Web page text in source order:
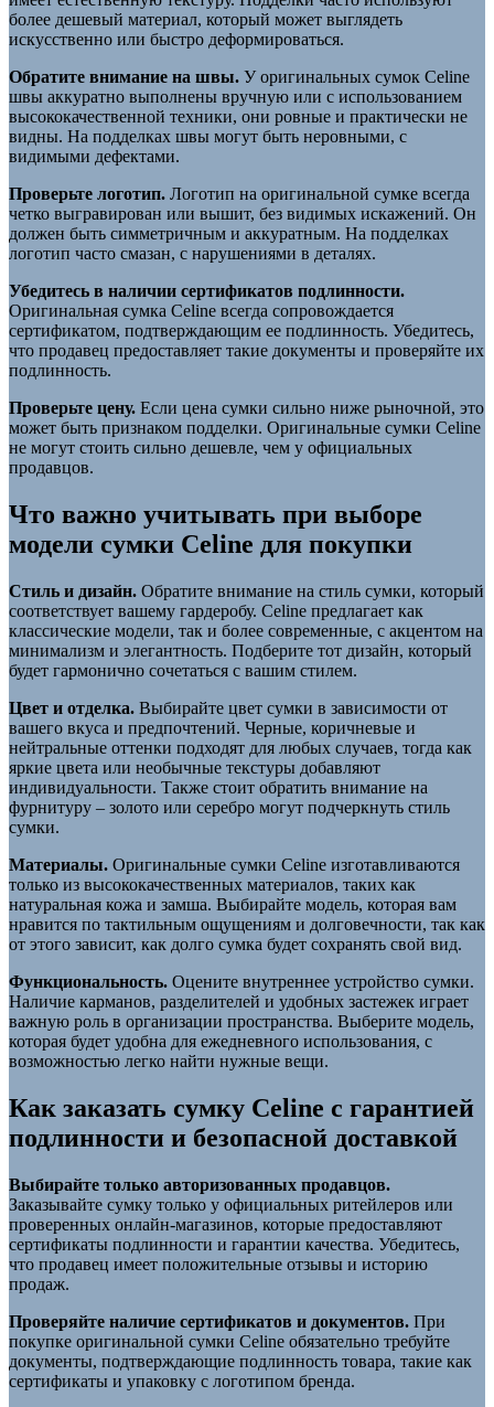
более дешевый материал, который может выглядеть
искусственно или быстро деформироваться.
Обратите внимание на швы. У оригинальных сумок Celine
швы аккуратно выполнены вручную или с использованием
высококачественной техники, они ровные и практически не
видны. На подделках швы могут быть неровными, с
видимыми дефектами.
Проверьте логотип. Логотип на оригинальной сумке всегда
четко выгравирован или вышит, без видимых искажений. Он
должен быть симметричным и аккуратным. На подделках
логотип часто смазан, с нарушениями в деталях.
Убедитесь в наличии сертификатов подлинности.
Оригинальная сумка Celine всегда сопровождается
сертификатом, подтверждающим ее подлинность. Убедитесь,
что продавец предоставляет такие документы и проверяйте их
подлинность.
Проверьте цену. Если цена сумки сильно ниже рыночной, это
может быть признаком подделки. Оригинальные сумки Celine
не могут стоить сильно дешевле, чем у официальных
продавцов.
Что важно учитывать при выборе
модели сумки Celine для покупки
Стиль и дизайн. Обратите внимание на стиль сумки, который
соответствует вашему гардеробу. Celine предлагает как
классические модели, так и более современные, с акцентом на
минимализм и элегантность. Подберите тот дизайн, который
будет гармонично сочетаться с вашим стилем.
Цвет и отделка. Выбирайте цвет сумки в зависимости от
вашего вкуса и предпочтений. Черные, коричневые и
нейтральные оттенки подходят для любых случаев, тогда как
яркие цвета или необычные текстуры добавляют
индивидуальности. Также стоит обратить внимание на
фурнитуру – золото или серебро могут подчеркнуть стиль
сумки.
Материалы. Оригинальные сумки Celine изготавливаются
только из высококачественных материалов, таких как
натуральная кожа и замша. Выбирайте модель, которая вам
нравится по тактильным ощущениям и долговечности, так как
от этого зависит, как долго сумка будет сохранять свой вид.
Функциональность. Оцените внутреннее устройство сумки.
Наличие карманов, разделителей и удобных застежек играет
важную роль в организации пространства. Выберите модель,
которая будет удобна для ежедневного использования, с
возможностью легко найти нужные вещи.
Как заказать сумку Celine с гарантией
подлинности и безопасной доставкой
Выбирайте только авторизованных продавцов.
Заказывайте сумку только у официальных ритейлеров или
проверенных онлайн-магазинов, которые предоставляют
сертификаты подлинности и гарантии качества. Убедитесь,
что продавец имеет положительные отзывы и историю
продаж.
Проверяйте наличие сертификатов и документов. При
покупке оригинальной сумки Celine обязательно требуйте
документы, подтверждающие подлинность товара, такие как
сертификаты и упаковку с логотипом бренда.